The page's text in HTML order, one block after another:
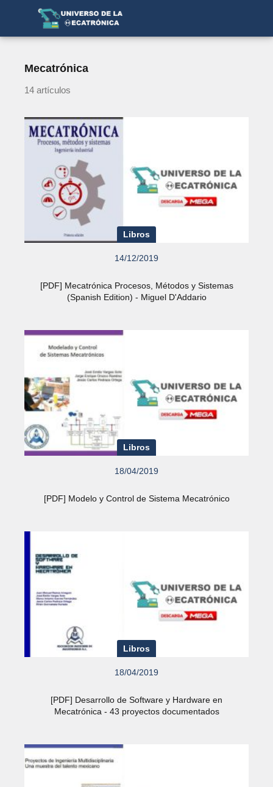
Mecatrónica
14 artículos
Libros
14/12/2019
[PDF] Mecatrónica Procesos, Métodos y Sistemas
(Spanish Edition) - Miguel D'Addario
Libros
18/04/2019
[PDF] Modelo y Control de Sistema Mecatrónico
Libros
18/04/2019
[PDF] Desarrollo de Software y Hardware en
Mecatrónica - 43 proyectos documentados